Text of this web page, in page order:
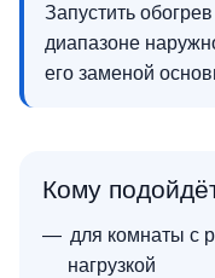
Запустить
диапазоне
его заменой
Кому
для комнаты с
нагрузкой